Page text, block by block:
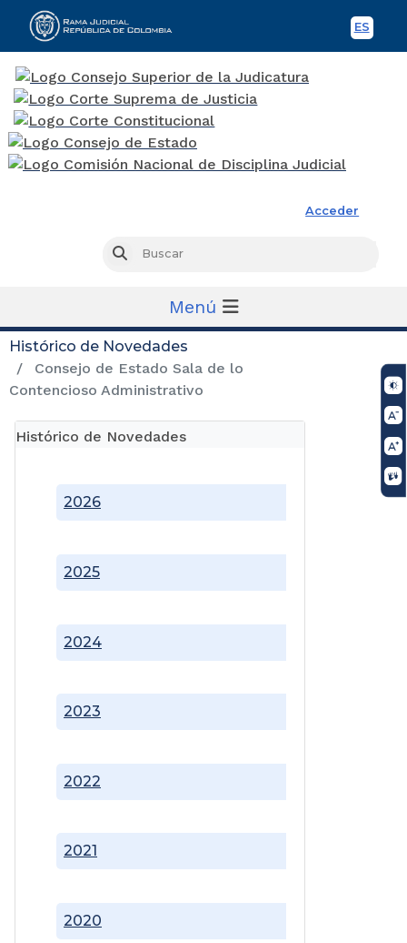
ES
Acceder
Buscar
Menú
Histórico de Novedades
Consejo de Estado Sala de lo
Contencioso Administrativo
Histórico de Novedades
2020
2021
2022
2023
2024
2025
2026